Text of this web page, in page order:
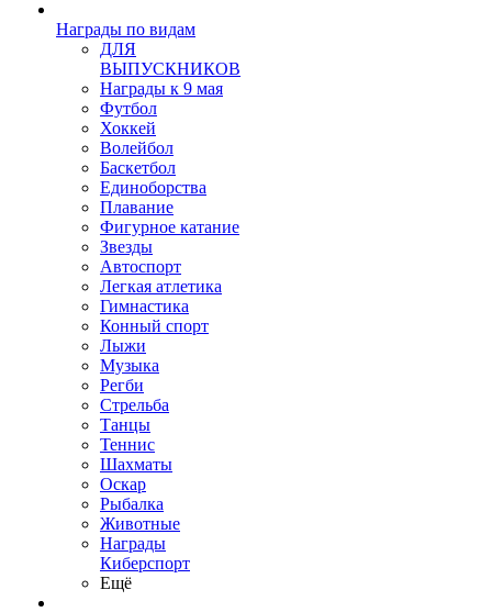
Награды по видам
ДЛЯ
ВЫПУСКНИКОВ
Награды к 9 мая
Футбол
Хоккей
Волейбол
Баскетбол
Единоборства
Плавание
Фигурное катание
Звезды
Автоспорт
Легкая атлетика
Гимнастика
Конный спорт
Лыжи
Музыка
Регби
Стрельба
Танцы
Теннис
Шахматы
Оскар
Рыбалка
Животные
Награды
Киберспорт
Ещё